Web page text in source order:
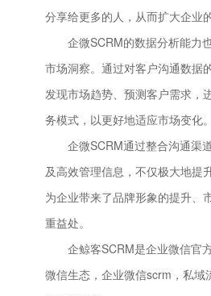
分享给更多的人，从而扩大企业
企微SCRM的数据分析能力
市场洞察。通过对客户沟通数据
发现市场趋势、预测客户需求，
务模式，以更好地适应市场变化。
企微SCRM通过整合沟通渠
及高效管理信息，不仅极大地提
为企业带来了品牌形象的提升、
重益处。
企鲸客SCRM是企业微信官
微信生态，企业微信scrm，私域